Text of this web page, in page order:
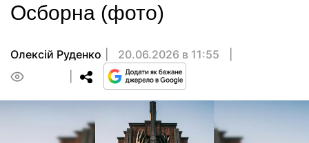
Осборна (фото)
Олексій Руденко
20.06.2026 в 11:55